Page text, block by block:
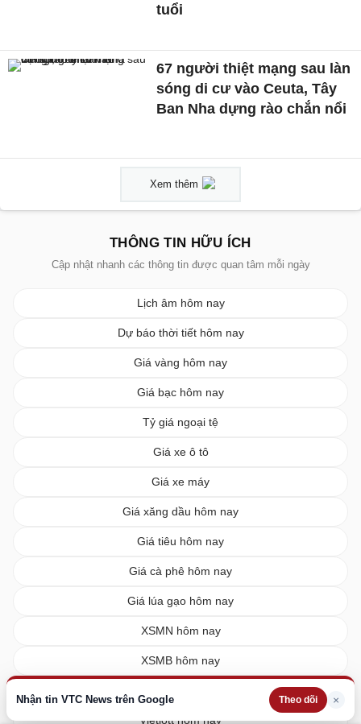
Nhận tin VTC News trên Google Theo dõi ×
tuổi
67 người thiệt mạng sau làn
sóng di cư vào Ceuta, Tây
Ban Nha dựng rào chắn nổi
Xem thêm
THÔNG TIN HỮU ÍCH
Cập nhật nhanh các thông tin được quan tâm mỗi ngày
Lịch âm hôm nay
Dự báo thời tiết hôm nay
Giá vàng hôm nay
Giá bạc hôm nay
Tỷ giá ngoại tệ
Giá xe ô tô
Giá xe máy
Giá xăng dầu hôm nay
Giá tiêu hôm nay
Giá cà phê hôm nay
Giá lúa gạo hôm nay
XSMN hôm nay
XSMB hôm nay
Vietlott hôm nay